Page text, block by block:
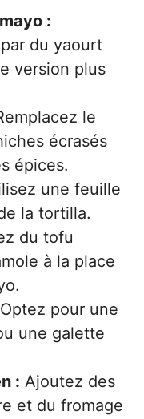
:
du yaourt
version plus
le
écrasés
épices.
une feuille
la tortilla.
du tofu
à la place
Optez pour une
une galette
: Ajoutez des
et du fromage